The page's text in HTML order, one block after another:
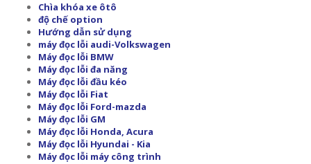
Chìa khóa xe ôtô
độ chế option
Hướng dẫn sử dụng
máy đọc lỗi audi-Volkswagen
Máy đọc lỗi BMW
Máy đọc lỗi đa năng
Máy đọc lỗi đầu kéo
Máy đọc lỗi Fiat
Máy đọc lỗi Ford-mazda
Máy đọc lỗi GM
Máy đọc lỗi Honda, Acura
Máy đọc lỗi Hyundai - Kia
Máy đọc lỗi máy công trình